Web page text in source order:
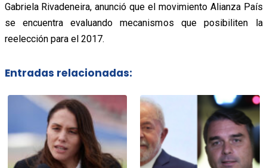
Gabriela Rivadeneira, anunció que el movimiento Alianza País
se encuentra evaluando mecanismos que posibiliten la
reelección para el 2017.
Entradas relacionadas: